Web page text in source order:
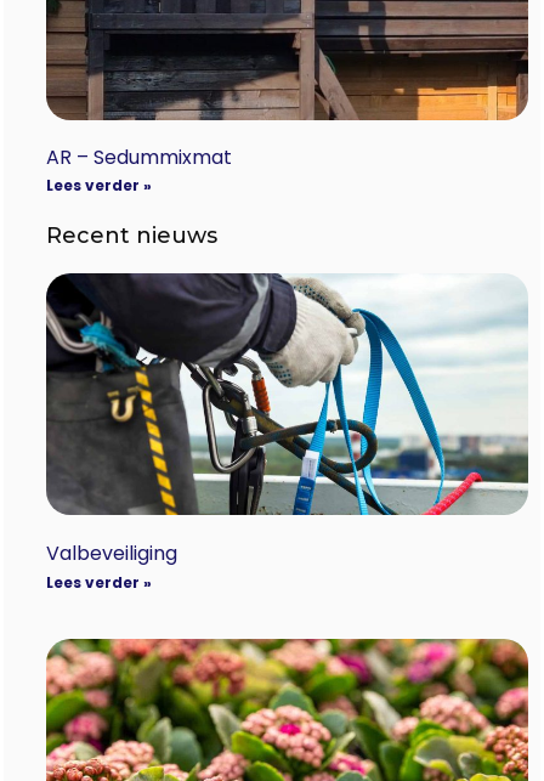
AR – Sedummixmat
Lees verder »
Recent nieuws
Valbeveiliging
Lees verder »